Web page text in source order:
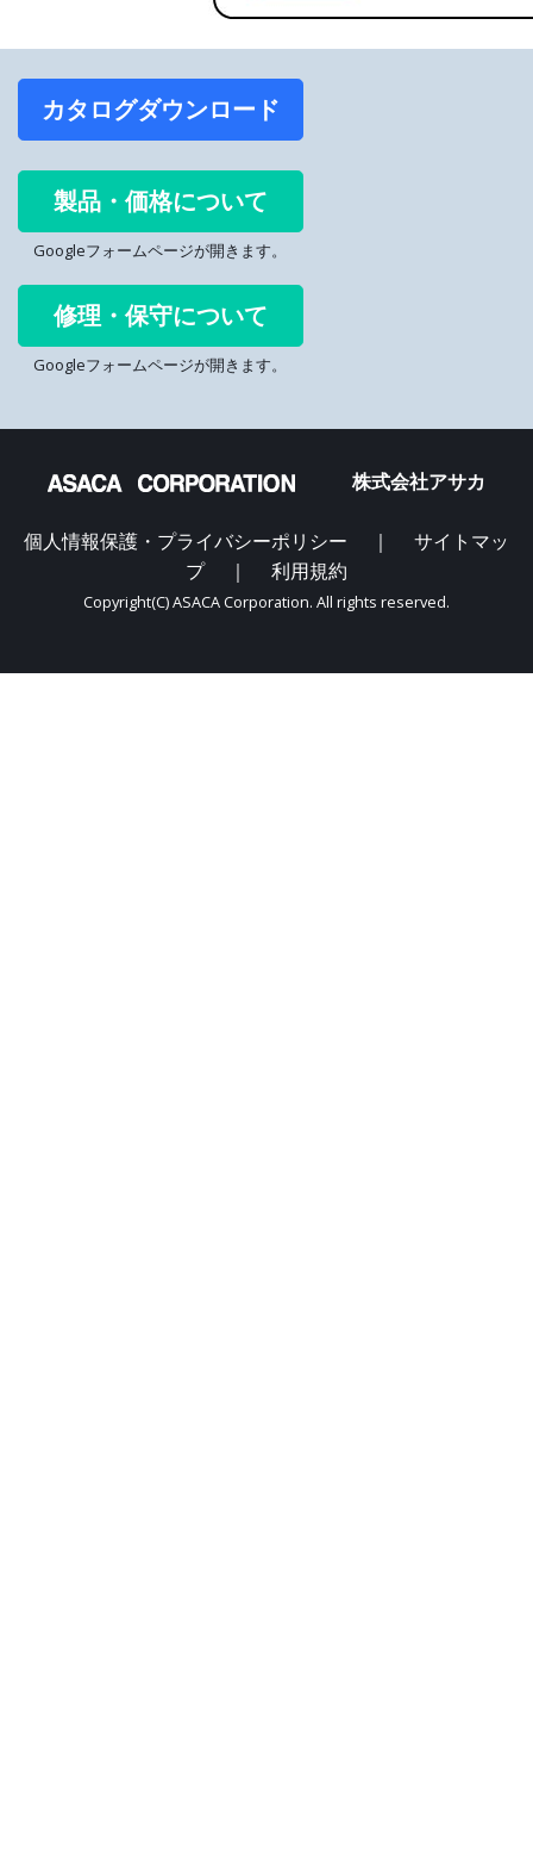
カタログダウンロード
製品・価格について
Googleフォームページが開きます。
修理・保守について
Googleフォームページが開きます。
株式会社アサカ
個人情報保護・プライバシーポリシー ｜
サイトマッ
プ
｜ 利用規約
Copyright(C) ASACA Corporation. All rights reserved.